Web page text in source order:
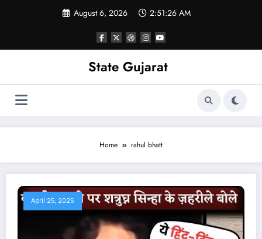
August 6, 2026 2:51:27 AM
State Gujarat
Home rahul bhatt
April 25, 2025